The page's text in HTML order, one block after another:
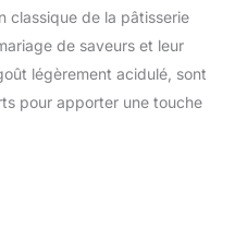
classique de la pâtisserie
de saveurs et leur
légèrement acidulé, sont
pour apporter une touche